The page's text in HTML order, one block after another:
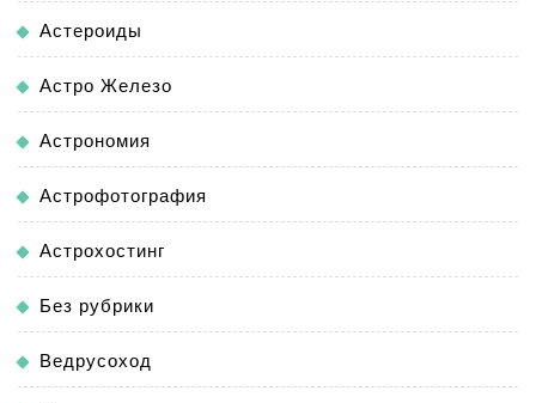
Астероиды
Астро Железо
Астрономия
Астрофотография
Астрохостинг
Без рубрики
Ведрусоход